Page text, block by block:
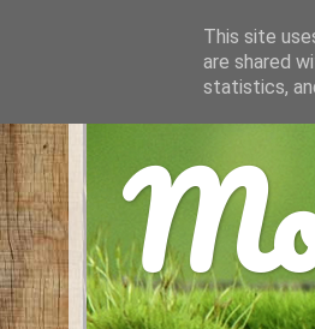
This site
are shared
statistics,